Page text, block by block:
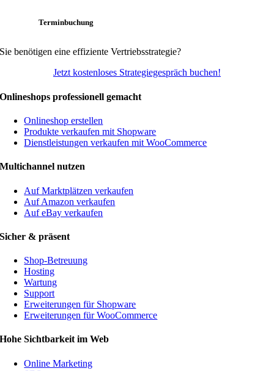
Terminbuchung
Sie benötigen eine effiziente Vertriebsstrategie?
Jetzt kostenloses Strategiegespräch buchen!
Onlineshops professionell gemacht
Onlineshop erstellen
Produkte verkaufen mit Shopware
Dienstleistungen verkaufen mit WooCommerce
Multichannel nutzen
Auf Marktplätzen verkaufen
Auf Amazon verkaufen
Auf eBay verkaufen
Sicher & präsent
Shop-Betreuung
Hosting
Wartung
Support
Erweiterungen für Shopware
Erweiterungen für WooCommerce
Hohe Sichtbarkeit im Web
Online Marketing